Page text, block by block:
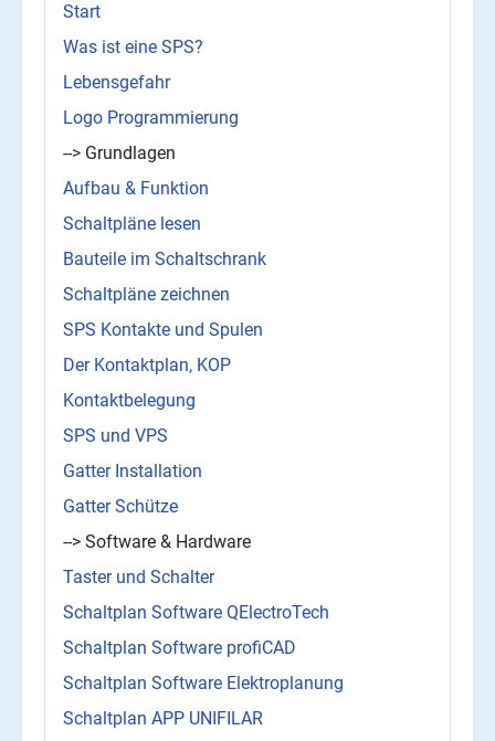
Start
Was ist eine SPS?
Lebensgefahr
Logo Programmierung
--> Grundlagen
Aufbau & Funktion
Schaltpläne lesen
Bauteile im Schaltschrank
Schaltpläne zeichnen
SPS Kontakte und Spulen
Der Kontaktplan, KOP
Kontaktbelegung
SPS und VPS
Gatter Installation
Gatter Schütze
--> Software & Hardware
Taster und Schalter
Schaltplan Software QElectroTech
Schaltplan Software profiCAD
Schaltplan Software Elektroplanung
Schaltplan APP UNIFILAR